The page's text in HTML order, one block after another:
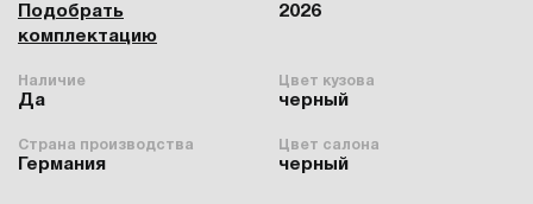
Подобрать
комплектацию
2026
Наличие
Да
Цвет кузова
черный
Страна производства
Германия
Цвет салона
черный